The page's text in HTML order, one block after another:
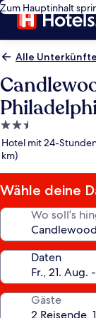
Zum Hauptinhalt
Alle
2.5-
Sterne-
Unterkunft
Hotel mit 24-
km)
Wähle deine
Wo soll’s
Daten
Gäste